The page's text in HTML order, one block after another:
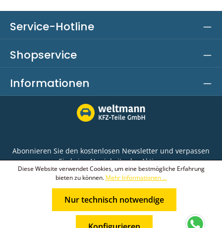
Service-Hotline
Shopservice
Informationen
Abonnieren Sie den kostenlosen Newsletter und verpassen
Sie keine Neuigkeit oder Aktion.
E-Mail-Adresse*
Datenschutzbestimmungenzur
Kenntnis genommen und dieAGBgelesen und bin
mit ihnen einverstanden.
Die mit einem Stern (*) markierten Felder sind
* Alle Preise inkl. gesetzl. Mehrwertsteuer zzgl.
Diese Website verwendet Cookies, um eine bestmögliche Erfahrung
bieten zu können. Mehr Informationen ...
Nur technisch notwendige